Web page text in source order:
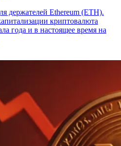
держателей Ethereum (ETH).
криптовалюта
года и в настоящее время на